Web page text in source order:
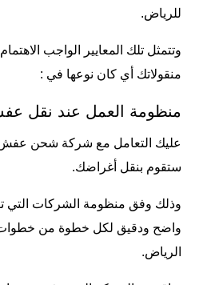
للرياض.
وتتمثل تلك المعايير الواجب
منقولاتك أي كان نوعها في :
منظومة العمل عند نقل
عليك التعامل مع شركة شحن عفش
ستقوم بنقل أغراضك.
وذلك وفق منظومة الشركات التي
واضح ودقيق لكل خطوة من
الرياض.